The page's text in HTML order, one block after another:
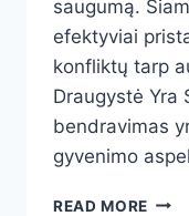
saugumą.
efektyviai
konfliktų tarp
Draugystė Yra
bendravimas
gyvenimo
READ MORE KAIP